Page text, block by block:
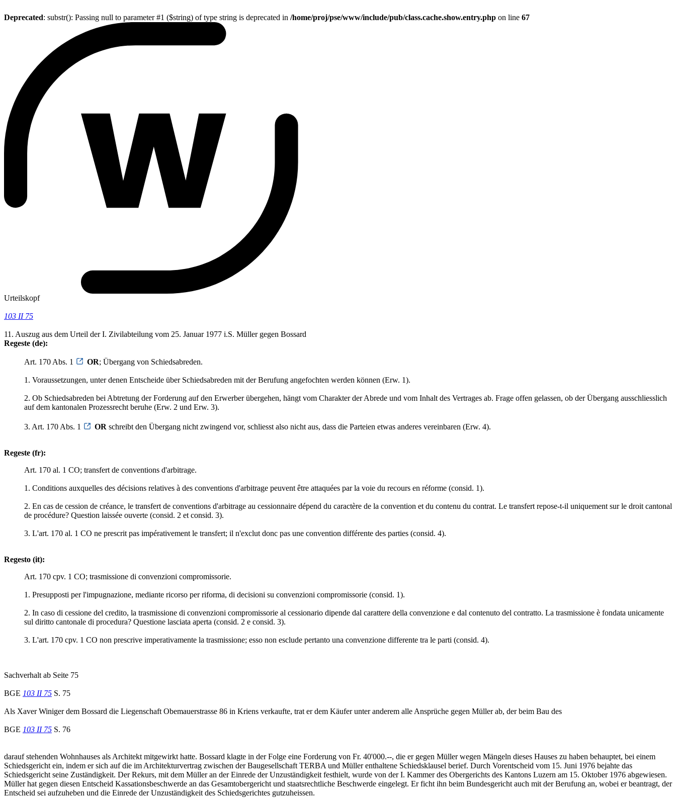
Deprecated: substr(): Passing null to parameter #1 ($string) of type string is deprecated in /home/proj/pse/www/include/pub/class.cache.show.entry.php on line 67
Urteilskopf
103 II 75
11. Auszug aus dem Urteil der I. Zivilabteilung vom 25. Januar 1977 i.S. Müller gegen Bossard
Regeste (de):
Art. 170 Abs. 1 OR; Übergang von Schiedsabreden.
1. Voraussetzungen, unter denen Entscheide über Schiedsabreden mit der Berufung angefochten werden können (Erw. 1).
2. Ob Schiedsabreden bei Abtretung der Forderung auf den Erwerber übergehen, hängt vom Charakter der Abrede und vom Inhalt des Vertrages ab. Frage offen gelassen, ob der Übergang ausschliesslich
auf dem kantonalen Prozessrecht beruhe (Erw. 2 und Erw. 3).
3. Art. 170 Abs. 1 OR schreibt den Übergang nicht zwingend vor, schliesst also nicht aus, dass die Parteien etwas anderes vereinbaren (Erw. 4).
Regeste (fr):
Art. 170 al. 1 CO; transfert de conventions d'arbitrage.
1. Conditions auxquelles des décisions relatives à des conventions d'arbitrage peuvent être attaquées par la voie du recours en réforme (consid. 1).
2. En cas de cession de créance, le transfert de conventions d'arbitrage au cessionnaire dépend du caractère de la convention et du contenu du contrat. Le transfert repose-t-il uniquement sur le droit cantonal
de procédure? Question laissée ouverte (consid. 2 et consid. 3).
3. L'art. 170 al. 1 CO ne prescrit pas impérativement le transfert; il n'exclut donc pas une convention différente des parties (consid. 4).
Regesto (it):
Art. 170 cpv. 1 CO; trasmissione di convenzioni compromissorie.
1. Presupposti per l'impugnazione, mediante ricorso per riforma, di decisioni su convenzioni compromissorie (consid. 1).
2. In caso di cessione del credito, la trasmissione di convenzioni compromissorie al cessionario dipende dal carattere della convenzione e dal contenuto del contratto. La trasmissione è fondata unicamente
sul diritto cantonale di procedura? Questione lasciata aperta (consid. 2 e consid. 3).
3. L'art. 170 cpv. 1 CO non prescrive imperativamente la trasmissione; esso non esclude pertanto una convenzione differente tra le parti (consid. 4).
Sachverhalt ab Seite 75
BGE 103 II 75 S. 75
Als Xaver Winiger dem Bossard die Liegenschaft Obemauerstrasse 86 in Kriens verkaufte, trat er dem Käufer unter anderem alle Ansprüche gegen Müller ab, der beim Bau des
BGE 103 II 75 S. 76
darauf stehenden Wohnhauses als Architekt mitgewirkt hatte. Bossard klagte in der Folge eine Forderung von Fr. 40'000.--, die er gegen Müller wegen Mängeln dieses Hauses zu haben behauptet, bei einem
Schiedsgericht ein, indem er sich auf die im Architekturvertrag zwischen der Baugesellschaft TERBA und Müller enthaltene Schiedsklausel berief. Durch Vorentscheid vom 15. Juni 1976 bejahte das
Schiedsgericht seine Zuständigkeit. Der Rekurs, mit dem Müller an der Einrede der Unzuständigkeit festhielt, wurde von der I. Kammer des Obergerichts des Kantons Luzern am 15. Oktober 1976 abgewiesen.
Müller hat gegen diesen Entscheid Kassationsbeschwerde an das Gesamtobergericht und staatsrechtliche Beschwerde eingelegt. Er ficht ihn beim Bundesgericht auch mit der Berufung an, wobei er beantragt, der
Entscheid sei aufzuheben und die Einrede der Unzuständigkeit des Schiedsgerichtes gutzuheissen.